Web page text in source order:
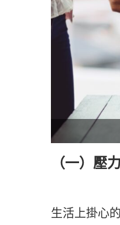
（一）壓
生活上掛心